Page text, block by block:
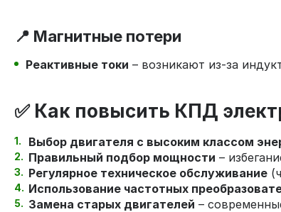
📍 Магнитные потери
Реактивные токи – возникают из-за
✅ Как повысить КПД
Выбор двигателя с высоким классом
Правильный подбор мощности –
Регулярное техническое обслуживание
Использование частотных
Замена старых двигателей –